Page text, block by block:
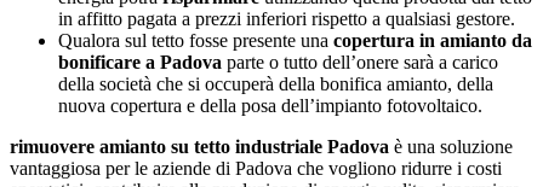
in affitto pagata a prezzi inferiori rispetto a qualsiasi gestore.
Qualora sul tetto fosse presente una copertura in amianto da
bonificare a Padova parte o tutto dell’onere sarà a carico
della società che si occuperà della bonifica amianto, della
nuova copertura e della posa dell’impianto fotovoltaico.
rimuovere amianto su tetto industriale Padova è una soluzione
vantaggiosa per le aziende di Padova che vogliono ridurre i costi